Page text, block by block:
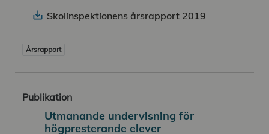
Skolinspektionens årsrapport 2019
Årsrapport
Publikation
Utmanande undervisning för
högpresterande elever